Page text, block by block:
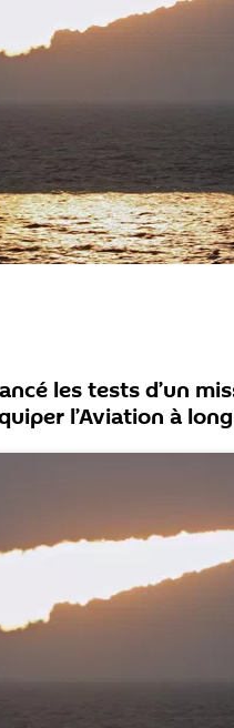
les tests d’un
l’Aviation à